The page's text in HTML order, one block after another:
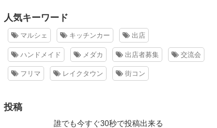
人気キーワード
マルシェ キッチンカー 出店
ハンドメイド メダカ 出店者募集 交流会
フリマ レイクタウン 街コン
投稿
誰でも今すぐ30秒で投稿出来る